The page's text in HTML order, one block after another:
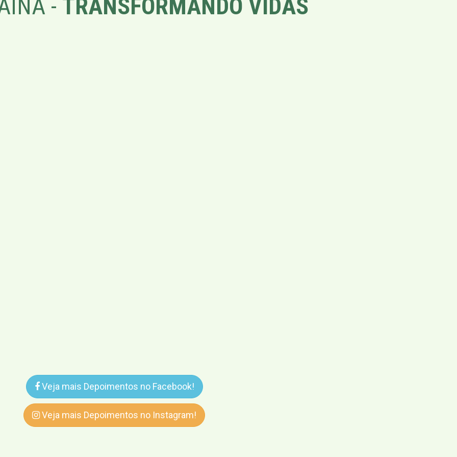
- TRANSFORMANDO VIDAS
Veja mais Depoimentos no Facebook!
Veja mais Depoimentos no Instagram!